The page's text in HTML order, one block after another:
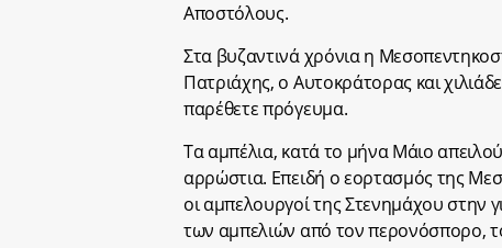
Αποστόλους.
Στα βυζαντινά χρόνια η
Πατριάχης, ο Αυτοκράτορας και
παρέθετε πρόγευμα.
Τα αμπέλια, κατά το μήνα Μάιο
αρρώστια. Επειδή ο εορτασμός της
οι αμπελουργοί της Στενημάχου στην
των αμπελιών από τον περονόσπορο,